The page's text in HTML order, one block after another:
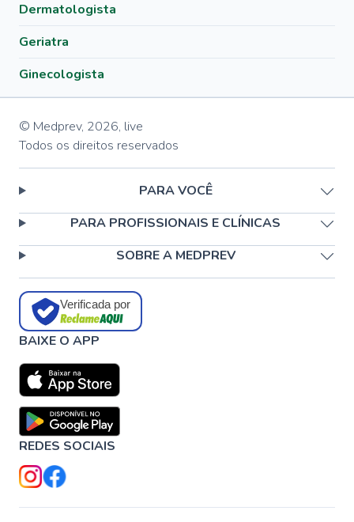
Dermatologista
Geriatra
Ginecologista
© Medprev, 2026, live
Todos os direitos reservados
PARA VOCÊ
PARA PROFISSIONAIS E CLÍNICAS
SOBRE A MEDPREV
Verificada por
BAIXE O APP
REDES SOCIAIS